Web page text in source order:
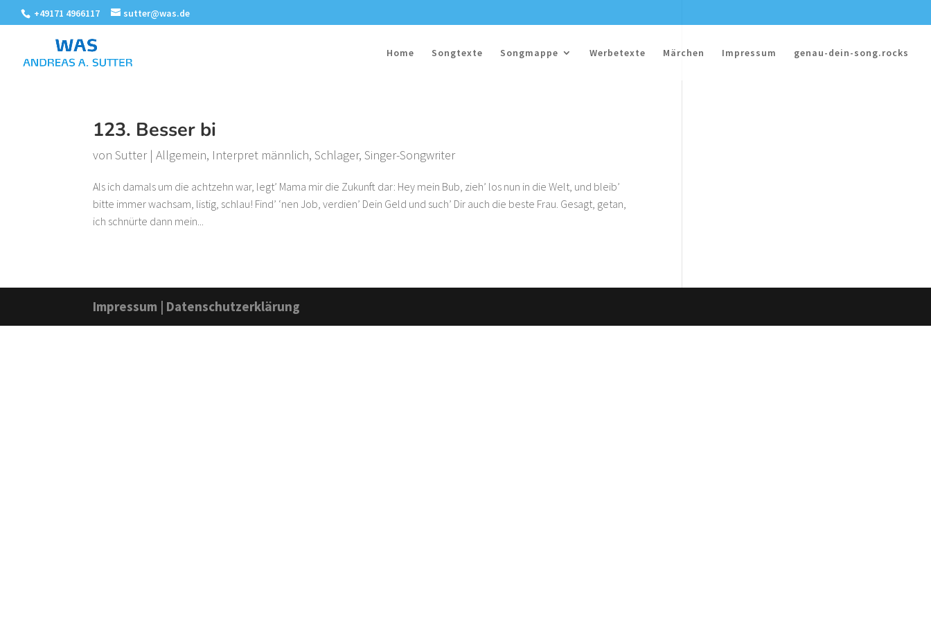
+49171 4966117 sutter@was.de
Home Songtexte Songmappe Werbetexte Märchen Impressum genau-dein-song.rocks
123. Besser bi
vonSutter|Allgemein, Interpret männlich,Schlager,Singer-Songwriter
Als ich damals um die achtzehn war, legt’ Mama mir die Zukunft dar: Hey mein Bub, zieh’ los nun in die Welt, und bleib’
bitte immer wachsam, listig, schlau! Find’ ‘nen Job, verdien’ Dein Geld und such’ Dir auch die beste Frau. Gesagt, getan,
ich schnürte dann mein...
Impressum | Datenschutzerklärung